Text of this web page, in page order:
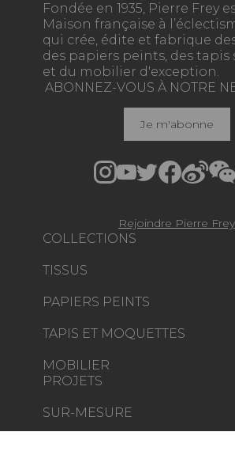
Fondée en 1935, Pierre Frey
Maison française à
qui crée, édite et fabrique
des papiers peints, des tapis
et du mobilier d'exception.
COLLECTIONS
TISSUS
PAPIERS PEINTS
TAPIS ET MOQUETTES
MOBILIER
PROJETS
SUR-MESURE
ABONNEZ-VOUS À NOTRE
Je m'abonne
Rejoindre Pierre Frey